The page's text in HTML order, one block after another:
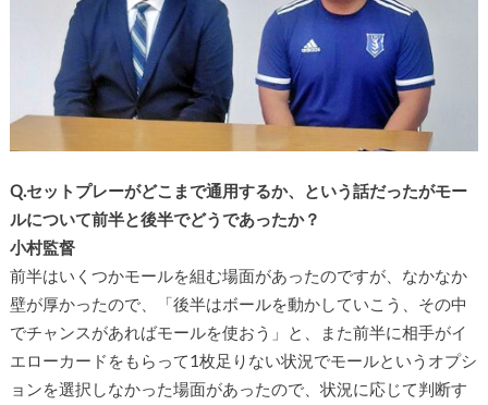
Q.セットプレーがどこまで通用するか、という話だったがモー
ルについて前半と後半でどうであったか？
小村監督
前半はいくつかモールを組む場面があったのですが、なかなか
壁が厚かったので、「後半はボールを動かしていこう、その中
でチャンスがあればモールを使おう」と、また前半に相手がイ
エローカードをもらって1枚足りない状況でモールというオプシ
ョンを選択しなかった場面があったので、状況に応じて判断す